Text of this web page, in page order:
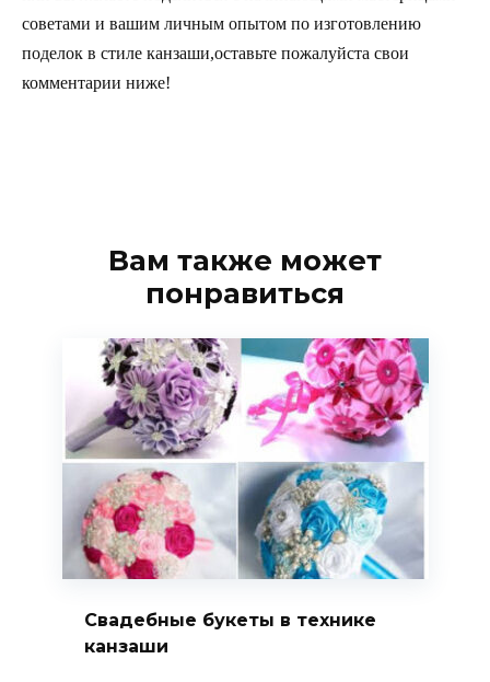
советами и вашим личным опытом по изготовлению
поделок в стиле канзаши,оставьте пожалуйста свои
комментарии ниже!
Вам также может
понравиться
Свадебные букеты в технике
канзаши